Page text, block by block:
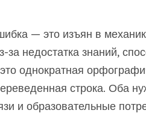
— это изъян в
недостатка знаний,
однократная
строка. Оба
и образовательные